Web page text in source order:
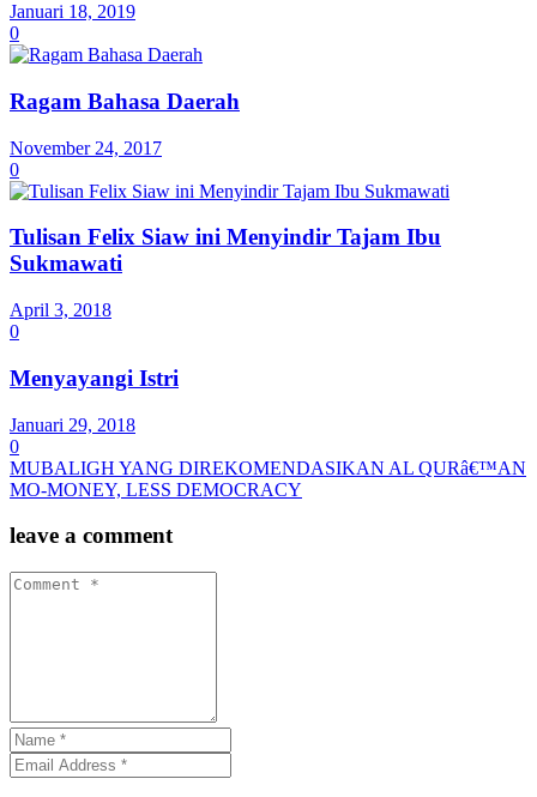
Januari 18, 2019
0
Ragam Bahasa Daerah
November 24, 2017
0
Tulisan Felix Siaw ini Menyindir Tajam Ibu
Sukmawati
April 3, 2018
0
Menyayangi Istri
Januari 29, 2018
0
MUBALIGH YANG DIREKOMENDASIKAN AL QURâ€™AN
MO-MONEY, LESS DEMOCRACY
leave a comment